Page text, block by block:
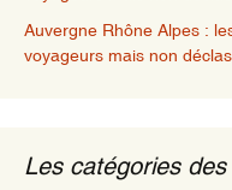
Auvergne Rhône Alpes :
voyageurs mais non
Les catégories